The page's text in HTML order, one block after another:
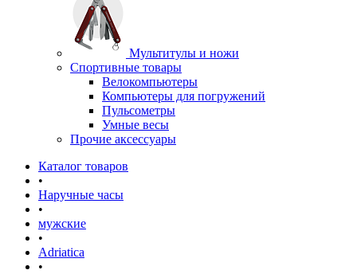
Мультитулы и ножи
Спортивные товары
Велокомпьютеры
Компьютеры для погружений
Пульсометры
Умные весы
Прочие аксессуары
Каталог товаров
•
Наручные часы
•
мужские
•
Adriatica
•